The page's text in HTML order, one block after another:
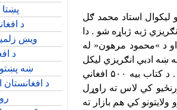
د
ويښ
د
ښه پښتو
د
ليکوال استاد محمد ګل
ژبه ژباړه شو . دا
د »محمود مرهون« له
ښه ادبي انګریزي لیکل
شوی او په اعلی صحافت له چاپه راوتلی دی . د کتاب بیه ۵۰۰ افغاني
کي لاس ته راوړل
کي هم بازار ته